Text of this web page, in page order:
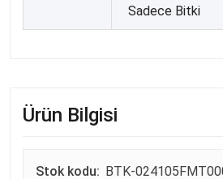
Sadece Bitki
Ürün Bilgisi
Stok kodu: BTK-